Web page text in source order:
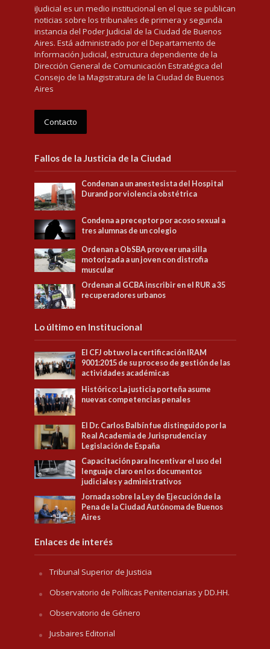
iJudicial es un medio institucional en el que se publican
noticias sobre los tribunales de primera y segunda
instancia del Poder Judicial de la Ciudad de Buenos
Aires. Está administrado por el Departamento de
Información Judicial, estructura dependiente de la
Dirección General de Comunicación Estratégica del
Consejo de la Magistratura de la Ciudad de Buenos
Aires
Contacto
Fallos de la Justicia de la Ciudad
Condenan a un anestesista del Hospital
Durand por violencia obstétrica
Condena a preceptor por acoso sexual a
tres alumnas de un colegio
Ordenan a ObSBA proveer una silla
motorizada a un joven con distrofia
muscular
Ordenan al GCBA inscribir en el RUR a 35
recuperadores urbanos
Lo último en Institucional
El CFJ obtuvo la certificación IRAM
9001:2015 de su proceso de gestión de las
actividades académicas
Histórico: La justicia porteña asume
nuevas competencias penales
El Dr. Carlos Balbín fue distinguido por la
Real Academia de Jurisprudencia y
Legislación de España
Capacitación para Incentivar el uso del
lenguaje claro en los documentos
judiciales y administrativos
Jornada sobre la Ley de Ejecución de la
Pena de la Ciudad Autónoma de Buenos
Aires
Enlaces de interés
Tribunal Superior de Justicia
Observatorio de Políticas Penitenciarias y DD.HH.
Observatorio de Género
Jusbaires Editorial